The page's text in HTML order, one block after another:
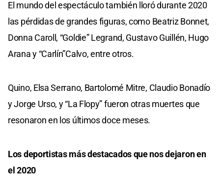
El mundo del espectáculo también lloró durante 2020
las pérdidas de grandes figuras, como Beatriz Bonnet,
Donna Caroll, “Goldie” Legrand, Gustavo Guillén, Hugo
Arana y “Carlín”Calvo, entre otros.
Quino, Elsa Serrano, Bartolomé Mitre, Claudio Bonadío
y Jorge Urso, y “La Flopy” fueron otras muertes que
resonaron en los últimos doce meses.
Los deportistas más destacados que nos dejaron en
el 2020